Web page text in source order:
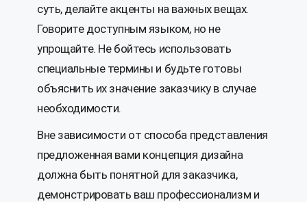
суть, делайте акценты на важных вещах.
Говорите доступным языком, но не
упрощайте. Не бойтесь использовать
специальные термины и будьте готовы
объяснить их значение заказчику в случае
необходимости.
Вне зависимости от способа представления
предложенная вами концепция дизайна
должна быть понятной для заказчика,
демонстрировать ваш профессионализм и